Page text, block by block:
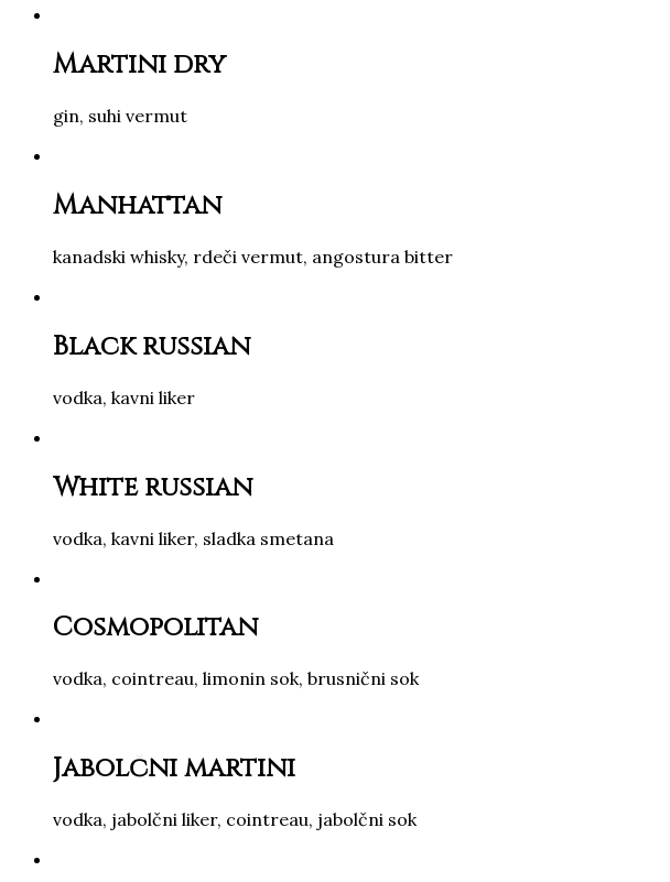
Martini dry
gin, suhi vermut
Manhattan
kanadski whisky, rdeči vermut, angostura bitter
Black russian
vodka, kavni liker
White russian
vodka, kavni liker, sladka smetana
Cosmopolitan
vodka, cointreau, limonin sok, brusnični sok
Jabolčni martini
vodka, jabolčni liker, cointreau, jabolčni sok